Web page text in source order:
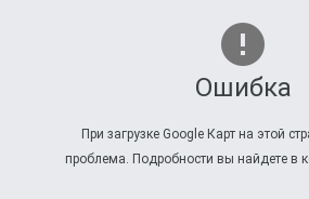
Ошибка
При загрузке Google Карт на этой
проблема. Подробности вы найдете в